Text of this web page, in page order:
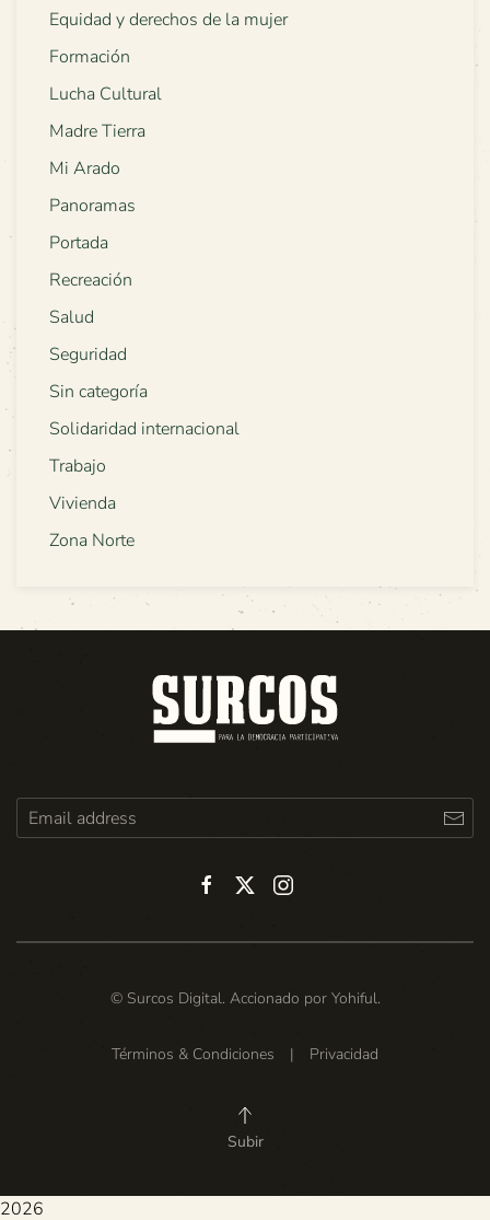
Equidad y derechos de la mujer
Formación
Lucha Cultural
Madre Tierra
Mi Arado
Panoramas
Portada
Recreación
Salud
Seguridad
Sin categoría
Solidaridad internacional
Trabajo
Vivienda
Zona Norte
© Surcos Digital. Accionado por Yohiful.
Términos & Condiciones | Privacidad
Subir
2026